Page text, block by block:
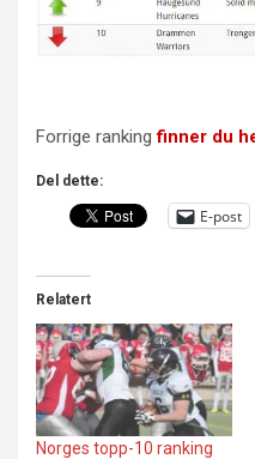
Forrige rankingfinner du
Del dette:
E-post
Relatert
Norges topp-10 ranking